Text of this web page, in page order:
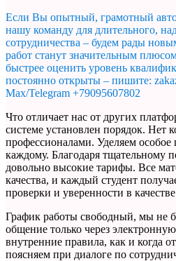
Если Вы опытный, грамотный
нашу команду для длительного,
сотрудничества – будем рады
работ станут значительным
быстрее оценить уровень
постоянно открыты – пишите:
Max/Telegram +79095607802
Что отличает нас от других
системе установлен порядок. Нет
профессионалами. Уделяем
каждому. Благодаря тщательному
довольно высокие тарифы. Все
качества, и каждый студент
проверки и уверенности в
График работы свободный, мы не
общение только через
внутренние правила, как и когда
поясняем при диалоге по